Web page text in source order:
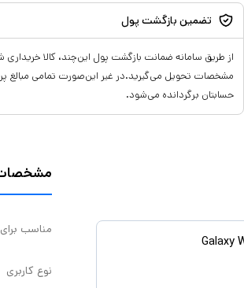
تضمین بازگشت پول
از طریق سامانه ضمانت بازگشت پول این‌چند، کالا خریداری
مشخصات تحویل می‌گیرید.در غیر این‌صورت تمامی مبالغ
حسابتان برگردانده می‌شود.
مناسب برای
نوع کاربری